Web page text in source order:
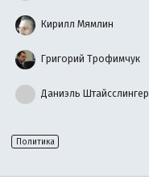
Кирилл Мямлин
Григорий Трофимчук
Даниэль Штайсслингер
Политика